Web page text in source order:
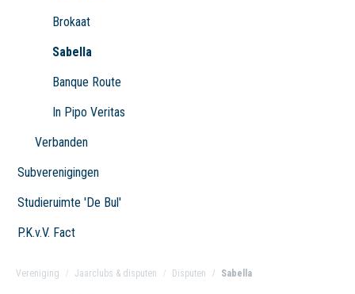
Brokaat
Sabella
Banque Route
In Pipo Veritas
Verbanden
Subverenigingen
Studieruimte 'De Bul'
P.K.v.V. Fact
Vereniging Jaarclubs & disputen Disputen Sabella